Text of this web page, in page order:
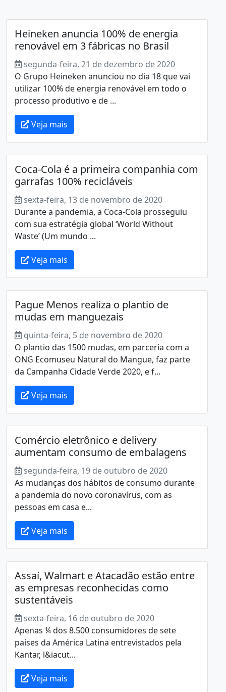
Heineken anuncia 100% de energia
renovável em 3 fábricas no Brasil
segunda-feira, 21 de dezembro de 2020
O Grupo Heineken anunciou no dia 18 que vai
utilizar 100% de energia renovável em todo o
processo produtivo e de ...
Veja mais
Coca-Cola é a primeira companhia com
garrafas 100% recicláveis
sexta-feira, 13 de novembro de 2020
Durante a pandemia, a Coca-Cola prosseguiu
com sua estratégia global ‘World Without
Waste’ (Um mundo ...
Veja mais
Pague Menos realiza o plantio de
mudas em manguezais
quinta-feira, 5 de novembro de 2020
O plantio das 1500 mudas, em parceria com a
ONG Ecomuseu Natural do Mangue, faz parte
da Campanha Cidade Verde 2020, e f...
Veja mais
Comércio eletrônico e delivery
aumentam consumo de embalagens
segunda-feira, 19 de outubro de 2020
As mudanças dos hábitos de consumo durante
a pandemia do novo coronavírus, com as
pessoas em casa e...
Veja mais
Assaí, Walmart e Atacadão estão entre
as empresas reconhecidas como
sustentáveis
sexta-feira, 16 de outubro de 2020
Apenas ¼ dos 8.500 consumidores de sete
países da América Latina entrevistados pela
Kantar, l&iacut...
Veja mais